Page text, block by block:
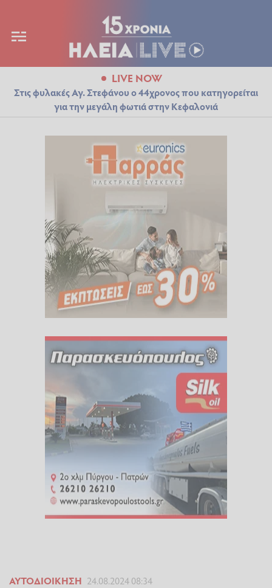
LIVE NOW
Στις φυλακές Αγ. Στεφάνου ο 44χρονος που κατηγορείται
για την μεγάλη φωτιά στην Κεφαλονιά
ΑΥΤΟΔΙΟΊΚΗΣΗ 24.08.2024 08:34